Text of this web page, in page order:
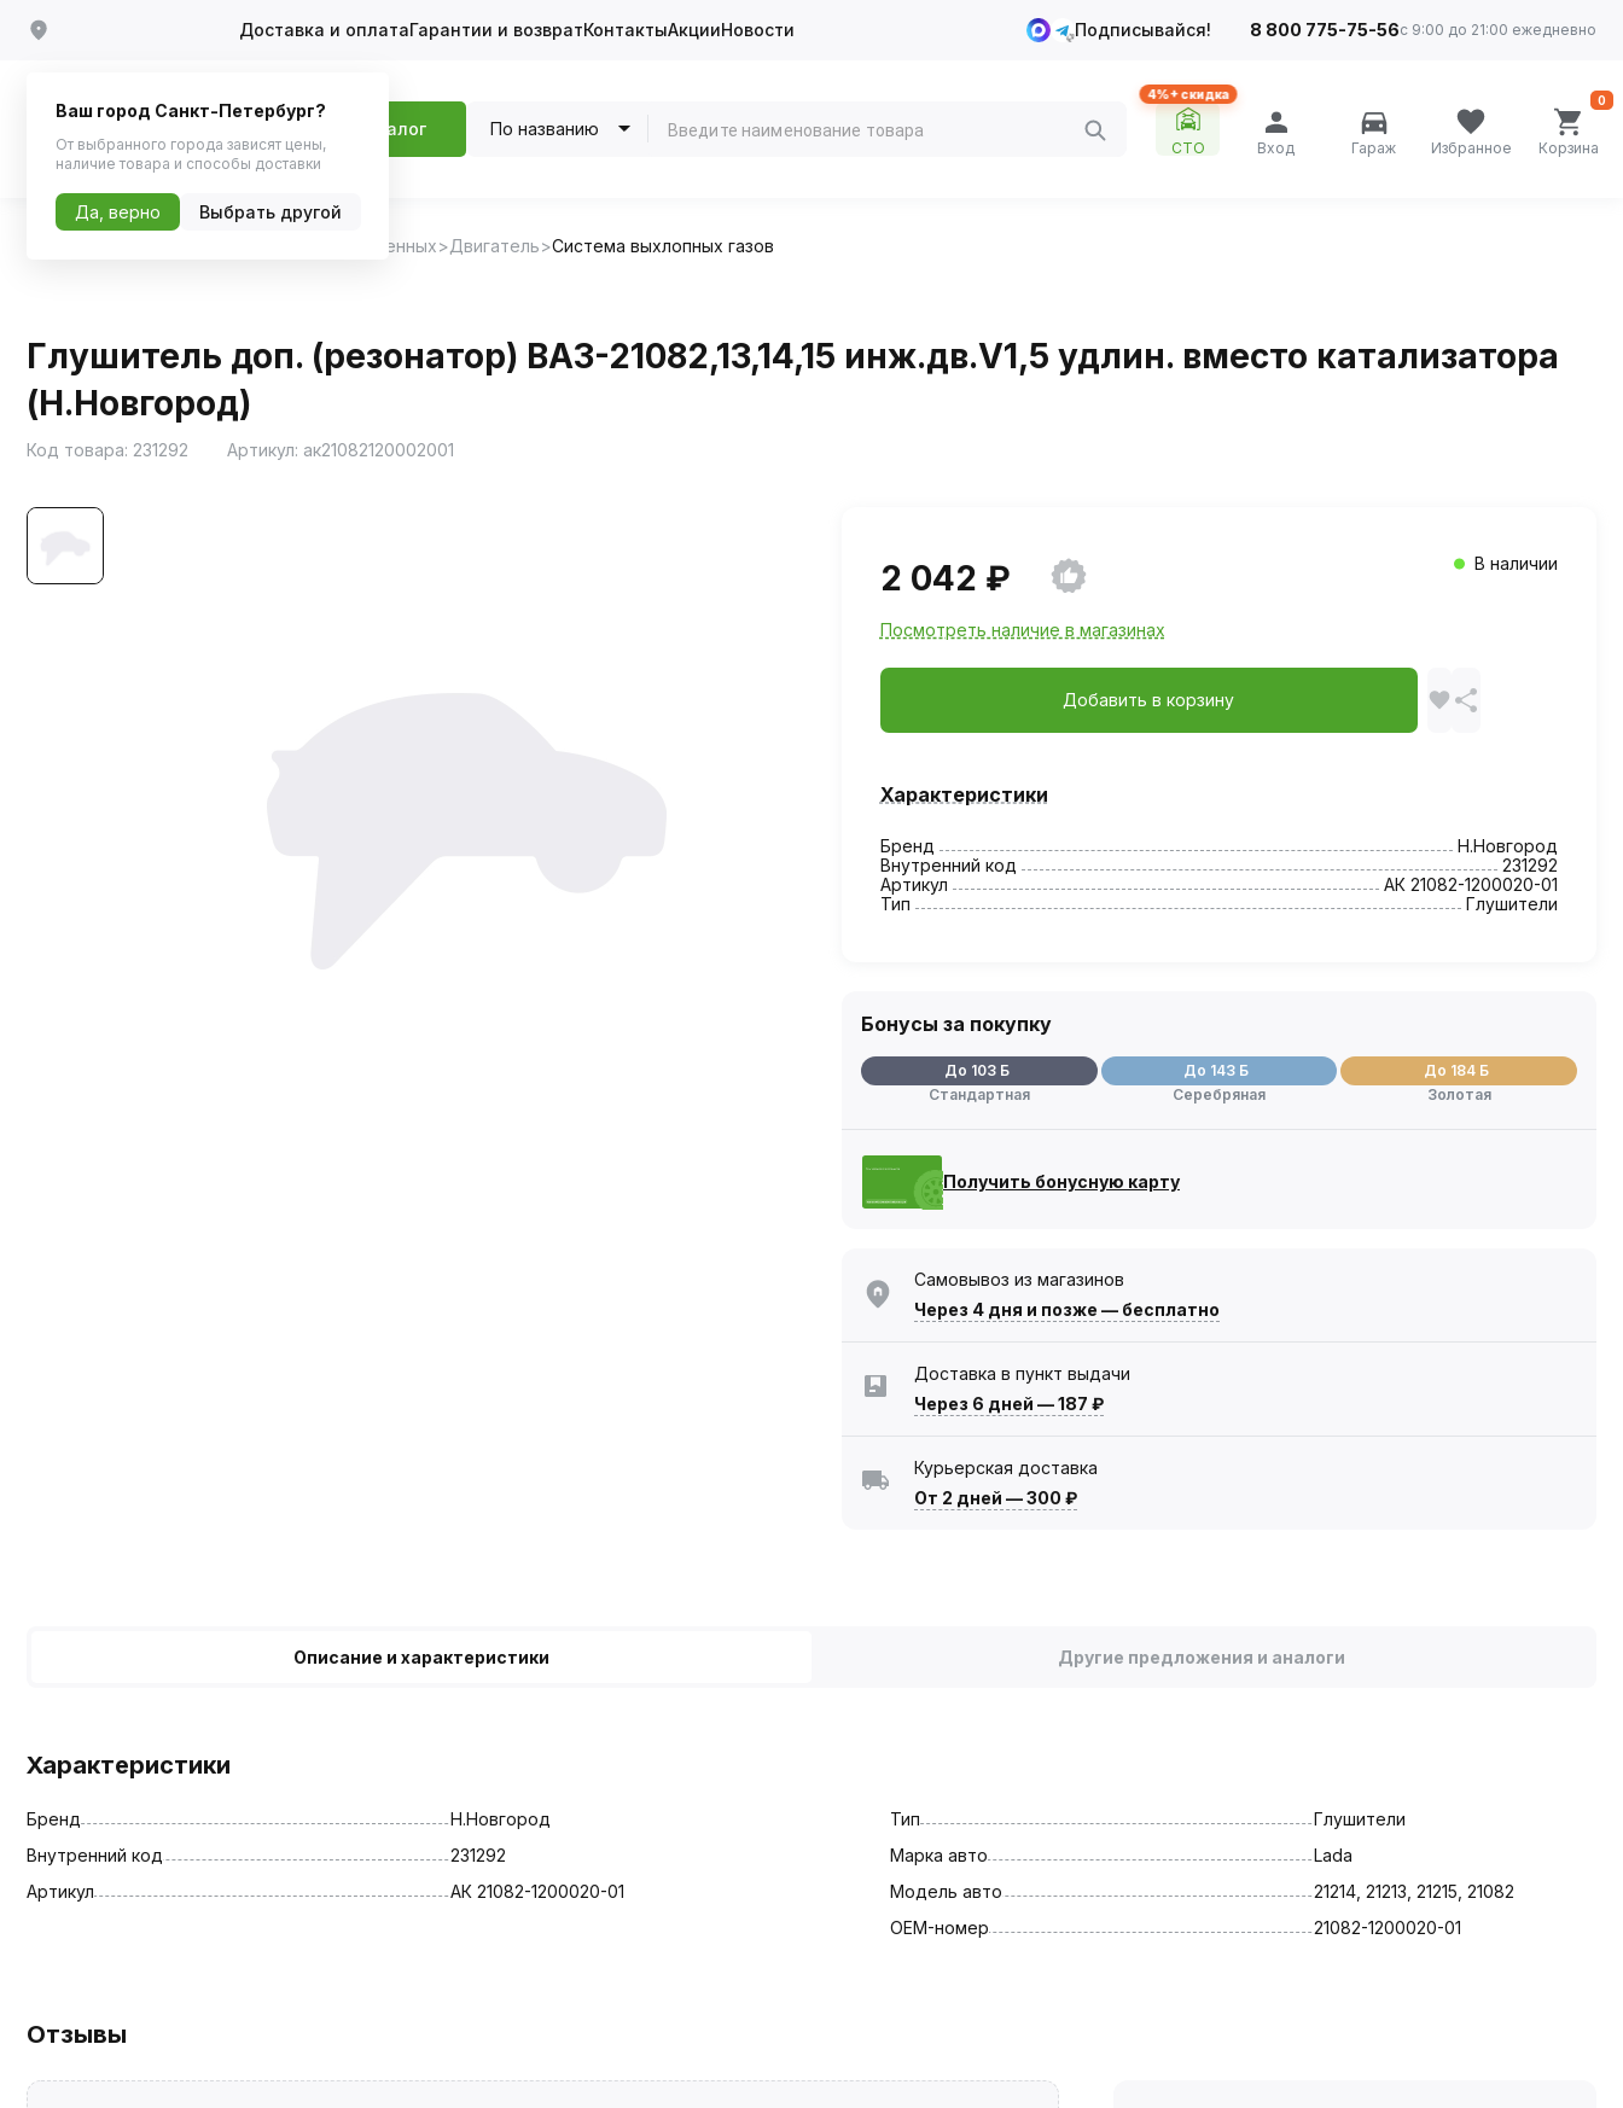
Доставка и оплатаГарантии и возвратКонтактыАкцииНовости Подписывайся! 8 800 775-75-56с 9:00 до 21:00 ежедневно
Каталог По названию
4%+ скидка
СТО Вход Гараж Избранное Корзина
0
Запчасти для отечественных Двигатель Система выхлопных газов
Глушитель доп. (резонатор) ВАЗ-21082,13,14,15 инж.дв.V1,5 удлин. вместо катализатора
(Н.Новгород)
Код товара: 231292 Артикул: ак21082120002001
2 042 ₽ В наличии
Посмотреть наличие в магазинах
Добавить в корзину
Характеристики
Бренд
Н.Новгород
Внутренний код
231292
Артикул
АК 21082-1200020-01
Тип
Глушители
Бонусы за покупку
До 103 Б
Стандартная
До 143 Б
Серебряная
До 184 Б
Золотая
Получить бонусную карту
Самовывоз из магазинов
Через 4 дня и позже — бесплатно
Доставка в пункт выдачи
Через 6 дней —187 ₽
Курьерская доставка
От 2 дней —300 ₽
Описание и характеристики Другие предложения и аналоги
Характеристики
Бренд
Н.Новгород
Внутренний код
231292
Артикул
АК 21082-1200020-01
Тип
Глушители
Марка авто
Lada
Модель авто
21214, 21213, 21215, 21082
OEM-номер
21082-1200020-01
Отзывы
Ваш город Санкт-Петербург?
От выбранного города зависят цены,
наличие товара и способы доставки
Да, верно Выбрать другой